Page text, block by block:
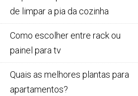
de limpar a pia da cozinha
Como escolher entre rack ou
painel para tv
Quais as melhores plantas para
apartamentos?